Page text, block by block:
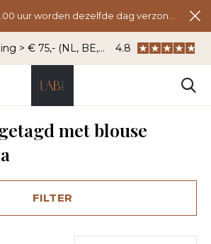
> € 75,- (NL, BE, DU) WhatsApp: 06 -
4.8
met blouse
FILTER